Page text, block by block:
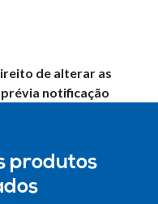
de alterar as
notificação
produtos